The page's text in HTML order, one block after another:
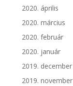
2020. április
2020. március
2020. február
2020. január
2019. december
2019. november